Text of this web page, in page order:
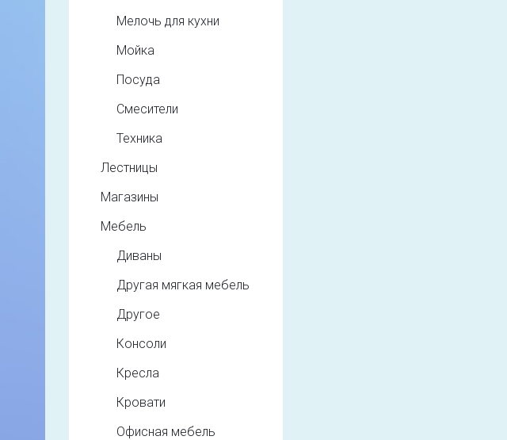
Мелочь для кухни
Мойка
Посуда
Смесители
Техника
Лестницы
Магазины
Мебель
Диваны
Другая мягкая мебель
Другое
Консоли
Кресла
Кровати
Офисная мебель